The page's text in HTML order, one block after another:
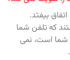
بیفتد.
که تلفن شما
شما است، نمی